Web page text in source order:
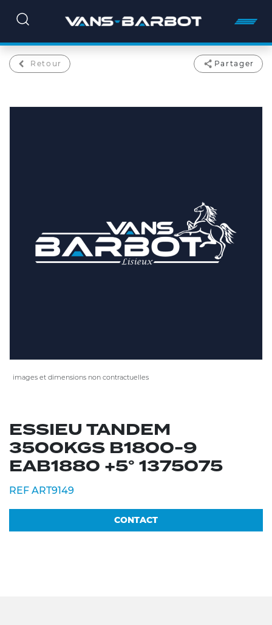
images et dimensions non contractuelles
ESSIEU TANDEM
3500KGS B1800-9
EAB1880 +5° 1375075
REF ART9149
CONTACT
Retour Partager